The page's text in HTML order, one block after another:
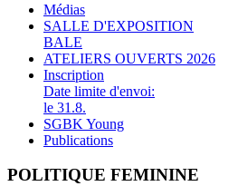
Médias
SALLE D'EXPOSITION
BALE
ATELIERS OUVERTS 2026
Inscription
Date limite d'envoi:
le 31.8.
SGBK Young
Publications
POLITIQUE FEMININE